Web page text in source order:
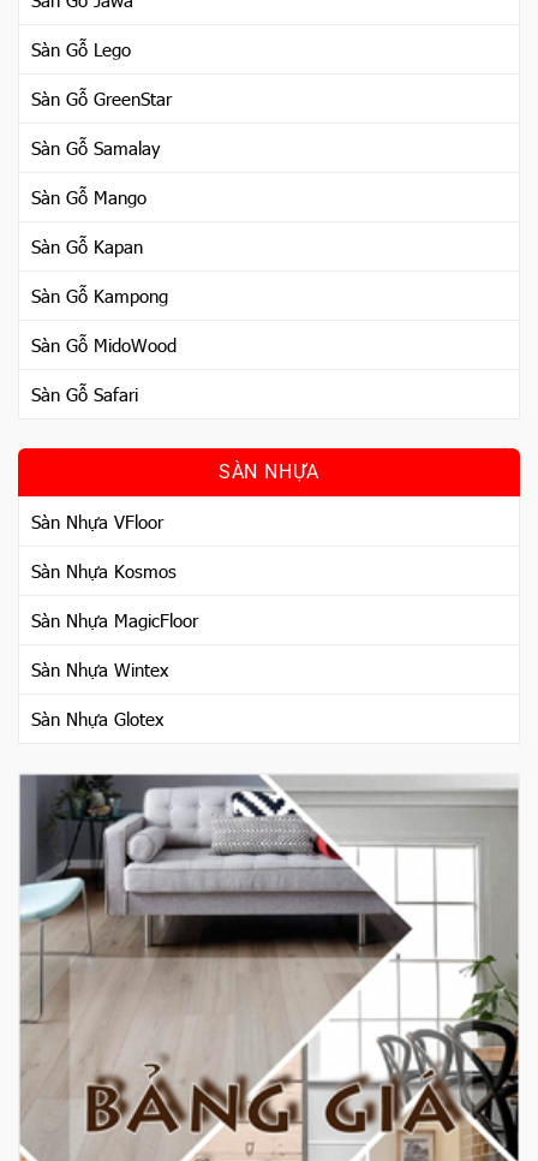
Sàn Gỗ Lego
Sàn Gỗ GreenStar
Sàn Gỗ Samalay
Sàn Gỗ Mango
Sàn Gỗ Kapan
Sàn Gỗ Kampong
Sàn Gỗ MidoWood
Sàn Gỗ Safari
SÀN NHỰA
Sàn Nhựa VFloor
Sàn Nhựa Kosmos
Sàn Nhựa MagicFloor
Sàn Nhựa Wintex
Sàn Nhựa Glotex